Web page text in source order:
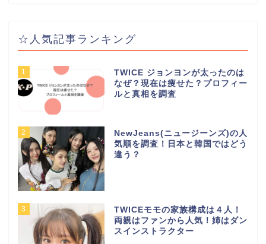
☆人気記事ランキング
1
TWICE ジョンヨンが太ったのは
なぜ？現在は痩せた？プロフィー
ルと真相を調査
2
NewJeans(ニュージーンズ)の人
気順を調査！日本と韓国ではどう
違う？
3
TWICEモモの家族構成は４人！
両親はファンから人気！姉はダン
スインストラクター